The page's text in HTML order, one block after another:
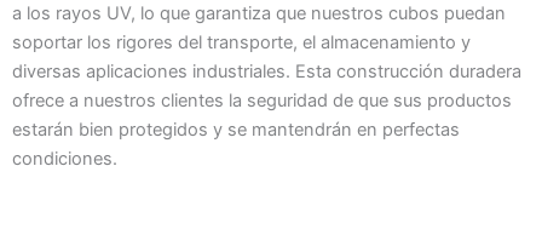
a los rayos UV, lo que garantiza que nuestros cubos puedan
soportar los rigores del transporte, el almacenamiento y
diversas aplicaciones industriales. Esta construcción duradera
ofrece a nuestros clientes la seguridad de que sus productos
estarán bien protegidos y se mantendrán en perfectas
condiciones.